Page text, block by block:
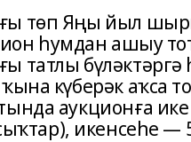
төп Яңы йыл
һумдан ашыу
татлы
күберәк аҡса
аукционға
икенсеһе —